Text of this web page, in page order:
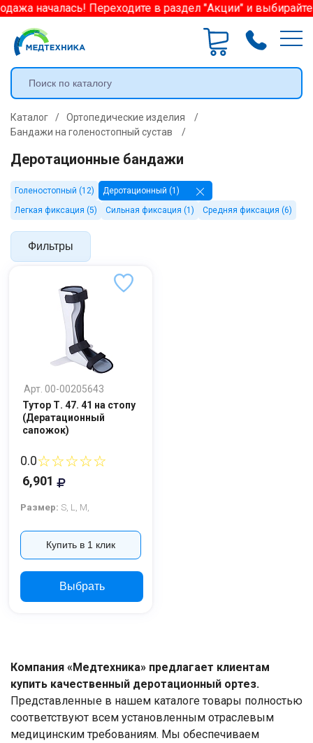
началась! Переходите в раздел "Акции" и
Каталог / Ортопедические изделия
/
Бандажи на голеностопный сустав
/
Деротационные бандажи
Голеностопный (12)
Деротационный (1)
Легкая фиксация (5)
Сильная фиксация (1) Средняя фиксация (6)
Фильтры
Арт. 00-00205643
Тутор Т. 47. 41 на стопу
(Дератационный
сапожок)
0.0☆☆☆☆☆
6,901
Размер: S, L, M,
Купить в 1 клик
Выбрать
Компания «Медтехника» предлагает клиентам
купить качественный деротационный ортез.
Представленные в нашем каталоге товары полностью
соответствуют всем установленным отраслевым
медицинским требованиям. Мы обеспечиваем